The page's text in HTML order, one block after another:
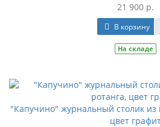
21 900 р.
В корзину
На складе
"Капучино" журнальный столик из
цвет